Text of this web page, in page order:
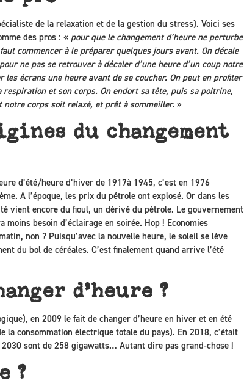
de la relaxation et de la gestion du stress). Voici ses
des pros : « pour que le changement d’heure ne perturbe
commencer à le préparer quelques jours avant. On décale
ne pas se retrouver à décaler d’une heure d’un coup notre
écrans une heure avant de se coucher. On peut en profiter
et son corps. On endort sa tête, puis sa poitrine,
corps soit relaxé, et prêt à sommeiller. »
du changement
d’été/heure d’hiver de 1917à 1945, c’est en 1976
A l’époque, les prix du pétrole ont explosé. Or dans les
vient encore du fioul, un dérivé du pétrole. Le gouvernement
besoin d’éclairage en soirée. Hop ! Economies
non ? Puisqu’avec la nouvelle heure, le soleil se lève
du bol de céréales. C’est finalement quand arrive l’été
d’heure ?
en 2009 le fait de changer d’heure en hiver et en été
la consommation électrique totale du pays). En 2018, c’était
sont de 258 gigawatts… Autant dire pas grand-chose !
?